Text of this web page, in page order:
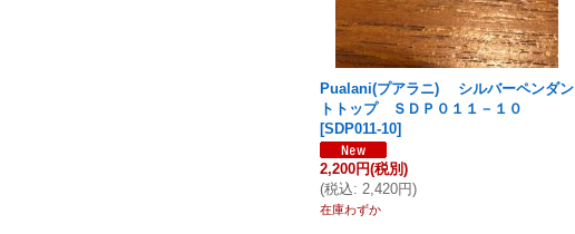
Pualani(プアラニ) シルバーペンダン
トトップ ＳＤＰ０１１－１０
[SDP011-10]
2,200円(税別)
(税込: 2,420円)
在庫わずか